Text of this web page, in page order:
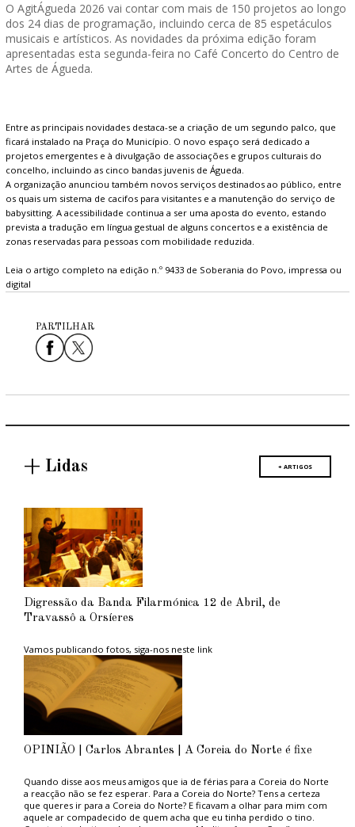
O AgitÁgueda 2026 vai contar com mais de 150 projetos ao longo
dos 24 dias de programação, incluindo cerca de 85 espetáculos
musicais e artísticos. As novidades da próxima edição foram
apresentadas esta segunda-feira no Café Concerto do Centro de
Artes de Águeda.
Entre as principais novidades destaca-se a criação de um segundo palco, que
ficará instalado na Praça do Município. O novo espaço será dedicado a
projetos emergentes e à divulgação de associações e grupos culturais do
concelho, incluindo as cinco bandas juvenis de Águeda.
A organização anunciou também novos serviços destinados ao público, entre
os quais um sistema de cacifos para visitantes e a manutenção do serviço de
babysitting. A acessibilidade continua a ser uma aposta do evento, estando
prevista a tradução em língua gestual de alguns concertos e a existência de
zonas reservadas para pessoas com mobilidade reduzida.
Leia o artigo completo na edição n.º 9433 de Soberania do Povo, impressa ou
digital
PARTILHAR
+ Lidas + ARTIGOS
Digressão da Banda Filarmónica 12 de Abril, de
Travassô a Orsíeres
Vamos publicando fotos, siga-nos neste link
OPINIÃO | Carlos Abrantes | A Coreia do Norte é fixe
Quando disse aos meus amigos que ia de férias para a Coreia do Norte
a reacção não se fez esperar. Para a Coreia do Norte? Tens a certeza
que queres ir para a Coreia do Norte? E ficavam a olhar para mim com
aquele ar compadecido de quem acha que eu tinha perdido o tino.